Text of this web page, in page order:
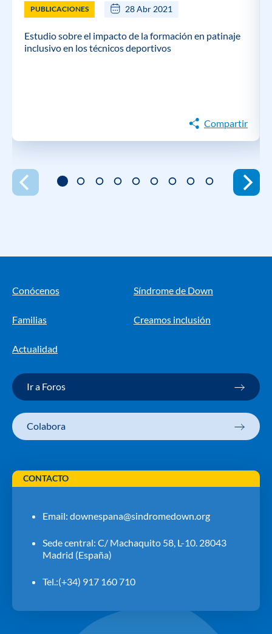
PUBLICACIONES 28 Abr 2021
Estudio sobre el impacto de la formación en patinaje
inclusivo en los técnicos deportivos
Compartir
Conócenos Síndrome de Down
Familias Creamos inclusión
Actualidad
Ir a Foros
Colabora
CONTACTO
Email: downespana@sindromedown.org
Sede central: C/ Machaquito 58, L-10. 28043
Madrid (España)
Tel.:(+34) 917 160 710